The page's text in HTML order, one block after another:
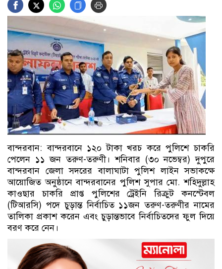
বান্দরবান: বান্দরবানে ১২০ টাকা খরচ করে পুলিশে চাকরি
পেলেন ১১ জন তরুণ-তরুণী। শনিবার (৩০ নভেম্বর) দুপুরে
বান্দরবান জেলা সদরের বালাঘাটা পুলিশ লাইন সভাকক্ষে
আয়োজিত অনুষ্ঠানে বান্দরবানের পুলিশ সুপার মো. শহিদুল্লাহ
কাওছার চাকরি প্রাপ্ত পুলিশের ট্রেইনি রিক্রুট কনস্টেবল
(টিআরসি) পদে চুড়ান্ত নির্বাচিত ১১জন তরুণ-তরুণীর নামের
তালিকা প্রকাশ করেন এবং চুড়ান্তভাবে নির্বাচিতদের ফুল দিয়ে
বরণ করে নেন।